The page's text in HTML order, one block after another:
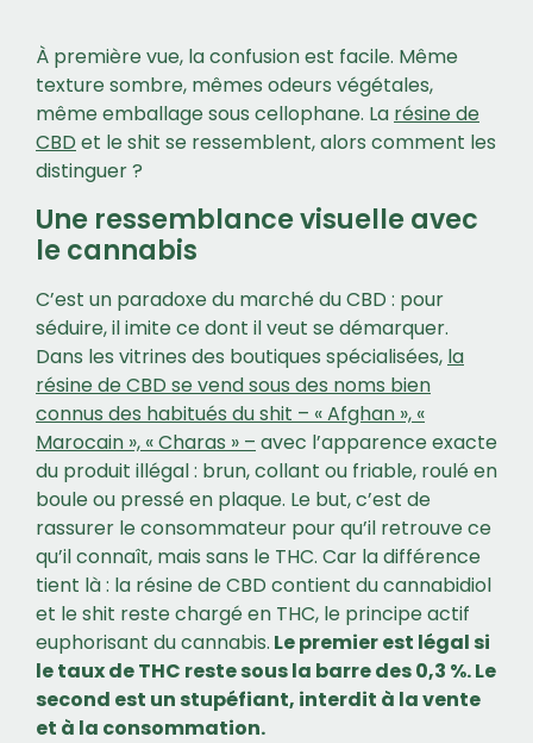
À première vue, la confusion est facile. Même
texture sombre, mêmes odeurs végétales,
même emballage sous cellophane. La résine de
CBD et le shit se ressemblent, alors comment les
distinguer ?
Une ressemblance visuelle avec
le cannabis
C’est un paradoxe du marché du CBD : pour
séduire, il imite ce dont il veut se démarquer.
Dans les vitrines des boutiques spécialisées, la
résine de CBD se vend sous des noms bien
connus des habitués du shit – « Afghan », «
Marocain », « Charas » – avec l’apparence exacte
du produit illégal : brun, collant ou friable, roulé en
boule ou pressé en plaque. Le but, c’est de
rassurer le consommateur pour qu’il retrouve ce
qu’il connaît, mais sans le THC. Car la différence
tient là : la résine de CBD contient du cannabidiol
et le shit reste chargé en THC, le principe actif
euphorisant du cannabis. Le premier est légal si
le taux de THC reste sous la barre des 0,3 %. Le
second est un stupéfiant, interdit à la vente
et à la consommation.